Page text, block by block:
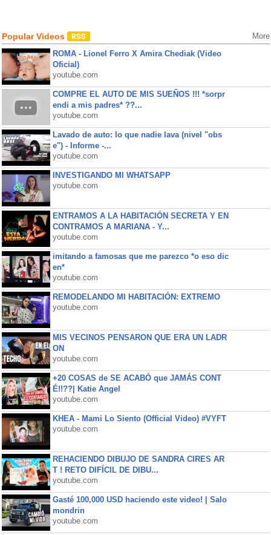
Popular Videos More
ROMA - Lionel Ferro X Amira Chediak (Video
Oficial)
youtube.com
COMPRE EL AUTO DE MIS SUEÑOS !!! *sorpr
endi a mis padres* ??...
youtube.com
Lavado de auto: lo que nadie lava (nivel "obs
e") - Informe -...
youtube.com
INVESTIGANDO MI WHATSAPP
youtube.com
ENTRAMOS A LA HABITACIÓN SECRETA Y EN
CONTRAMOS A MARIANA - Y...
youtube.com
imitando a famosas que me parezco *o eso dic
en*
youtube.com
REMODELANDO MI HABITACIÓN: EXTREMO
youtube.com
MIS VECINOS PENSARON QUE ERA UN LADR
ON
youtube.com
+20 COSAS de SE ACABÓ que JAMÁS CONT
É!!??| Katie Angel
youtube.com
KHEA - Mami Lo Siento (Official Video) #VYFT
youtube.com
REHACIENDO DIBUJO DE SANDRA CIRES AR
T ! RETO DIFÍCIL DE DIBU...
youtube.com
Gasté 100,000 USD haciendo este video! | Salo
mondrin
youtube.com